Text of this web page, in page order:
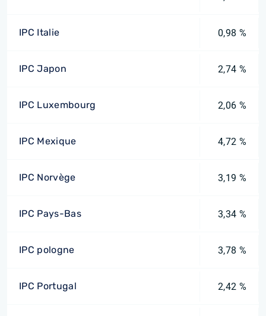
IPC Italie 0,98 %
IPC Japon 2,74 %
IPC Luxembourg 2,06 %
IPC Mexique 4,72 %
IPC Norvège 3,19 %
IPC Pays-Bas 3,34 %
IPC pologne 3,78 %
IPC Portugal 2,42 %